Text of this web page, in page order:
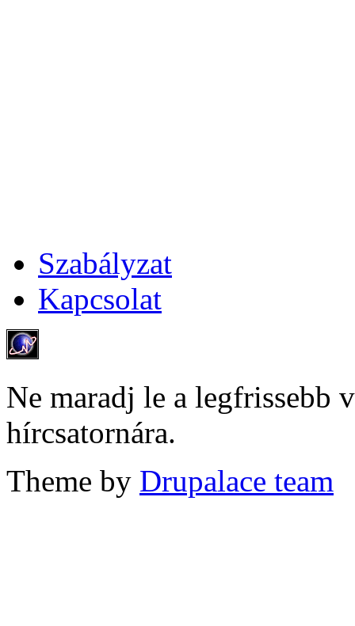
Szabályzat
Kapcsolat
Ne maradj le a
hírcsatornára.
Theme by Drupalace team